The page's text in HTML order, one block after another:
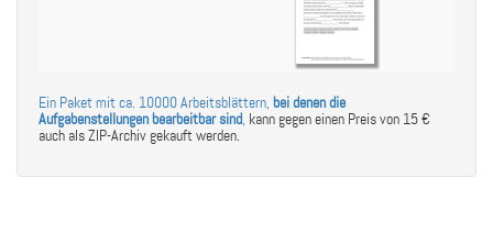
Ein Paket mit ca. 10000 Arbeitsblättern, bei denen die
Aufgabenstellungen bearbeitbar sind, kann gegen einen Preis von 15 €
auch als ZIP-Archiv gekauft werden.